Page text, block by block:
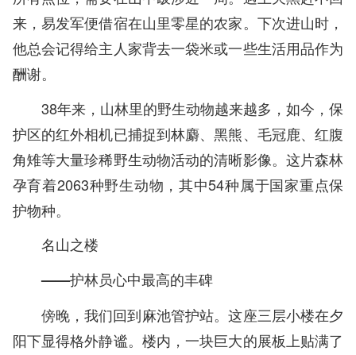
来，易发军便借宿在山里零星的农家。下次进山时，
他总会记得给主人家背去一袋米或一些生活用品作为
酬谢。
38年来，山林里的野生动物越来越多，如今，保
护区的红外相机已捕捉到林麝、黑熊、毛冠鹿、红腹
角雉等大量珍稀野生动物活动的清晰影像。这片森林
孕育着2063种野生动物，其中54种属于国家重点保
护物种。
名山之楼
——护林员心中最高的丰碑
傍晚，我们回到麻池管护站。这座三层小楼在夕
阳下显得格外静谧。楼内，一块巨大的展板上贴满了